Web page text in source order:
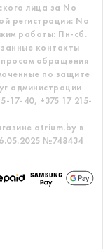
лица за No
регистрации: No
работы: Пн-сб.
контакты
обращения
по защите
администрации
17-40, +375 17 215-
atrium.by в
№748434